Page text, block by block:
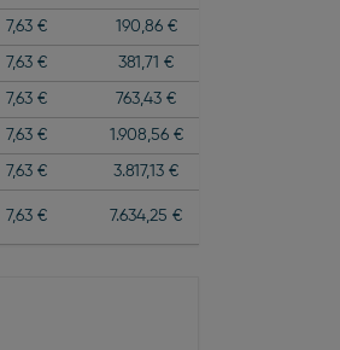
7,63 € 190,86 €
7,63 € 381,71 €
7,63 € 763,43 €
7,63 € 1.908,56 €
7,63 €
3.817,13 €
7,63 € 7.634,25 €